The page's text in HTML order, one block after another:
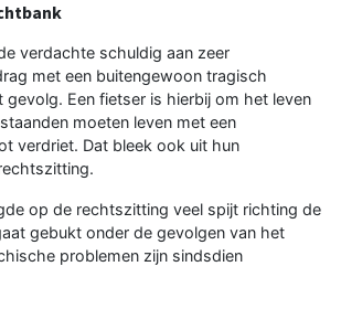
verdachte schuldig aan zeer
met een buitengewoon tragisch
Een fietser is hierbij om het leven
moeten leven met een
verdriet. Dat bleek ook uit hun
op de rechtszitting veel spijt richting de
gebukt onder de gevolgen van het
problemen zijn sindsdien